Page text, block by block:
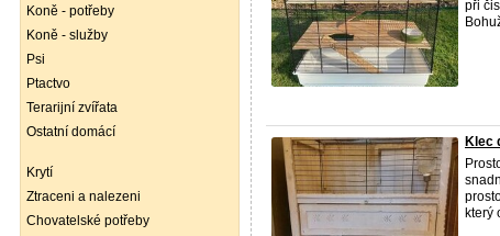
Koně - potřeby
Koně - služby
Psi
Ptactvo
Terarijní zvířata
Ostatní domácí
Krytí
Ztraceni a nalezeni
Chovatelské potřeby
při
Klec
který